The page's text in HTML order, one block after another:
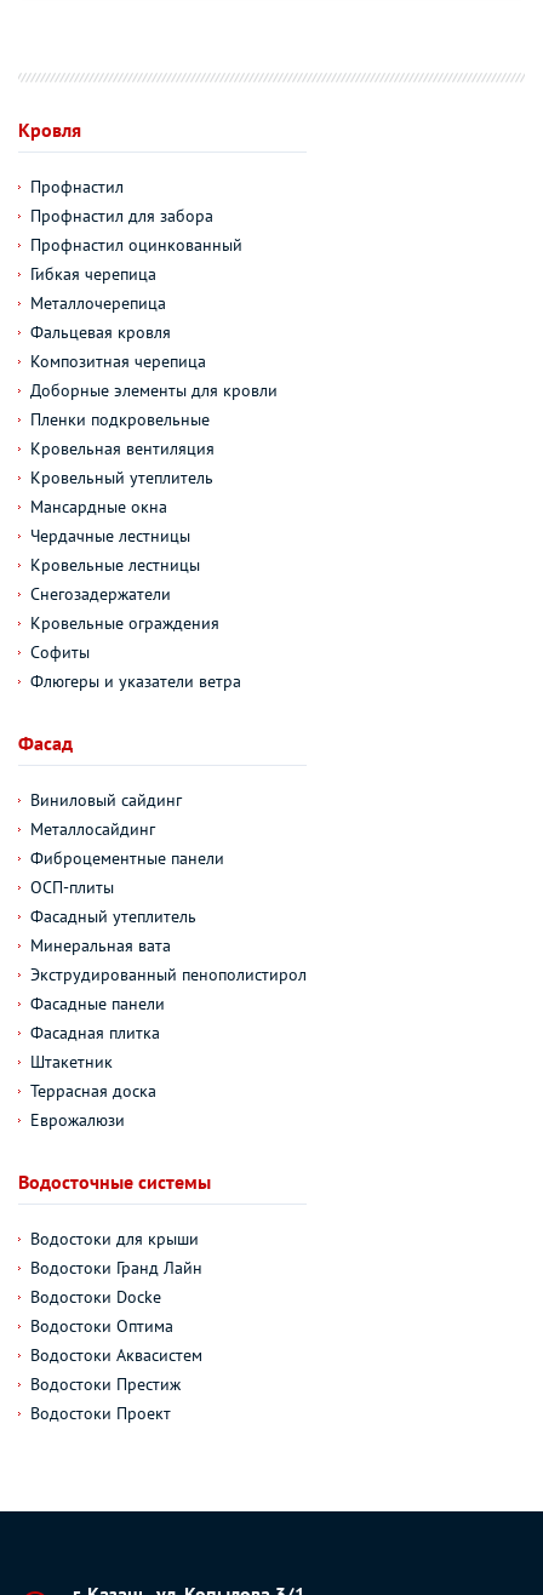
Кровля
Профнастил
Профнастил для забора
Профнастил оцинкованный
Гибкая черепица
Металлочерепица
Фальцевая кровля
Композитная черепица
Доборные элементы для кровли
Пленки подкровельные
Кровельная вентиляция
Кровельный утеплитель
Мансардные окна
Чердачные лестницы
Кровельные лестницы
Снегозадержатели
Кровельные ограждения
Софиты
Флюгеры и указатели ветра
Фасад
Виниловый сайдинг
Металлосайдинг
Фиброцементные панели
ОСП-плиты
Фасадный утеплитель
Минеральная вата
Экструдированный пенополистирол
Фасадные панели
Фасадная плитка
Штакетник
Террасная доска
Еврожалюзи
Водосточные системы
Водостоки для крыши
Водостоки Гранд Лайн
Водостоки Docke
Водостоки Оптима
Водостоки Аквасистем
Водостоки Престиж
Водостоки Проект